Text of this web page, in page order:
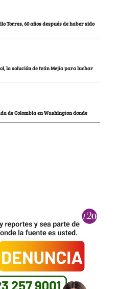
Torres, 60 años después de haber sido
la solución de Iván Mejía para luchar
de Colombia en Washington donde